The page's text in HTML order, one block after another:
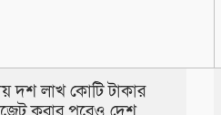
দশ লাখ কোটি টাকার